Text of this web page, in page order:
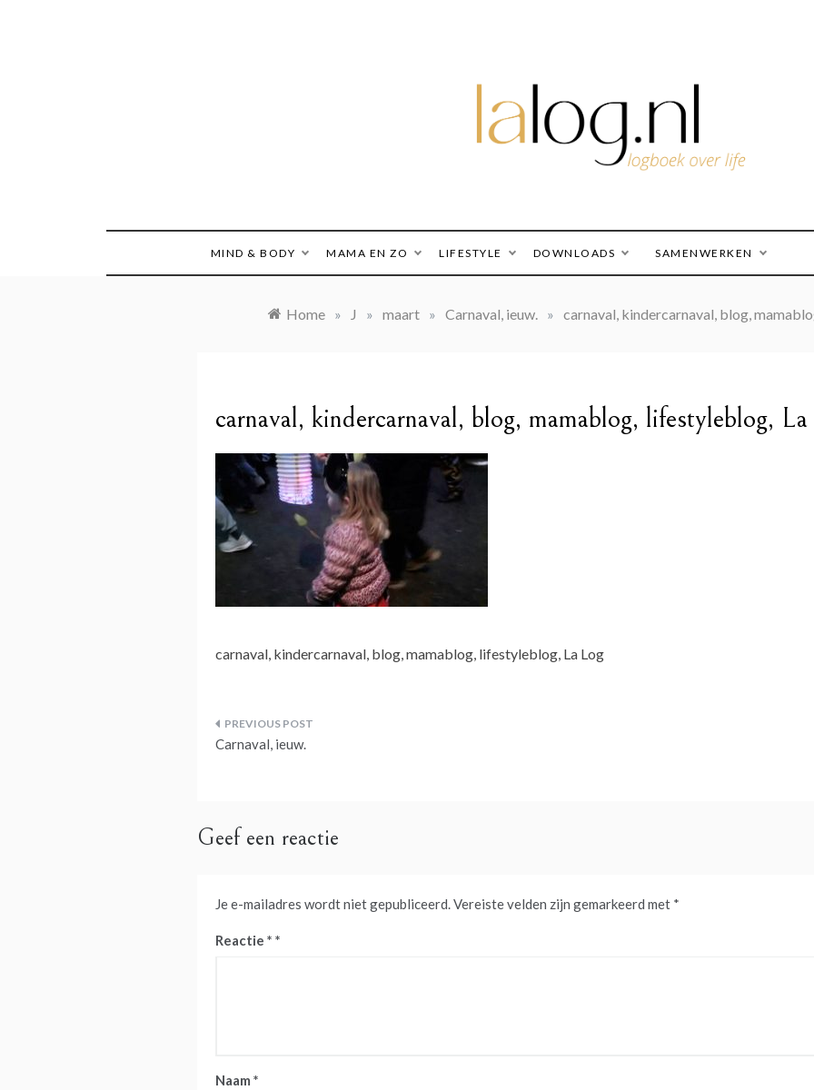
MIND & BODY MAMA EN ZO LIFESTYLE DOWNLOADS SAMENWERKEN
Home » J » maart » Carnaval, ieuw. » carnaval, kindercarnaval, blog,
carnaval, kindercarnaval, blog, mamablog, lifestyleblog,
carnaval, kindercarnaval, blog, mamablog, lifestyleblog, La Log
Bericht
Carnaval, ieuw.
Geef een reactie
Je e-mailadres wordt niet gepubliceerd.Vereiste velden zijn gemarkeerd met *
Reactie *
Naam *